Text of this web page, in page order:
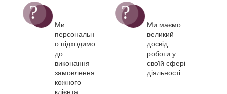
Ми
персональн
о підходимо
до
виконання
замовлення
кожного
клієнта.
Ми маємо
великий
досвід
роботи у
своїй сфері
діяльності.